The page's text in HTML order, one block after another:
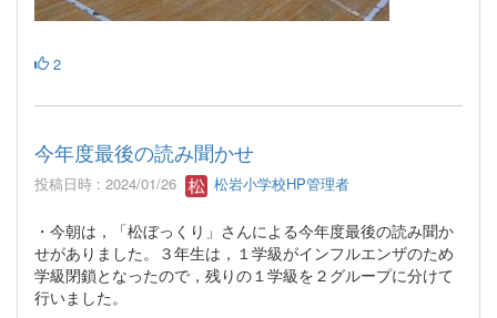
2
今年度最後の読み聞かせ
投稿日時 : 2024/01/26 松岩小学校HP管理者
・今朝は，「松ぼっくり」さんによる今年度最後の読み聞か
せがありました。３年生は，１学級がインフルエンザのため
学級閉鎖となったので，残りの１学級を２グループに分けて
行いました。